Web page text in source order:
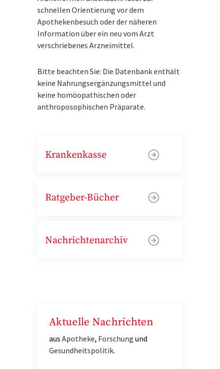
schnellen Orientierung vor dem
Apothekenbesuch oder der näheren
Information über ein neu vom Arzt
verschriebenes Arzneimittel.
Bitte beachten Sie: Die Datenbank enthält
keine Nahrungsergänzungsmittel und
keine homöopathischen oder
anthroposophischen Präparate.
Krankenkasse
Ratgeber-Bücher
Nachrichtenarchiv
Aktuelle Nachrichten
aus Apotheke, Forschung und
Gesundheitspolitik.